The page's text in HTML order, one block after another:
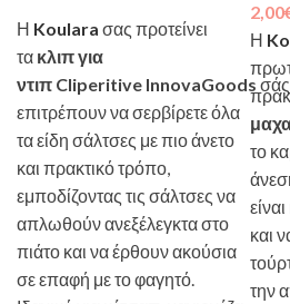
Η Koulara σας προτείνει
τα κλιπ για
ντιπ Cliperitive InnovaGoods σάς
επιτρέπουν να σερβίρετε όλα
τα είδη σάλτσες με πιο άνετο
και πρακτικό τρόπο,
εμποδίζοντας τις σάλτσες να
απλωθούν ανεξέλεγκτα στο
πιάτο και να έρθουν ακούσια
σε επαφή με το φαγητό.
2,00
Η
το
και
την